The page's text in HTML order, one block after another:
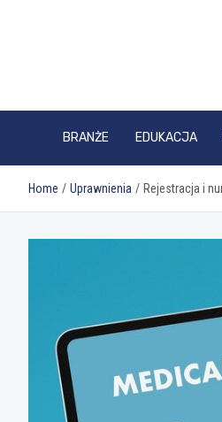
BRANŻE EDUKACJA
Home Uprawnienia Rejestracja i